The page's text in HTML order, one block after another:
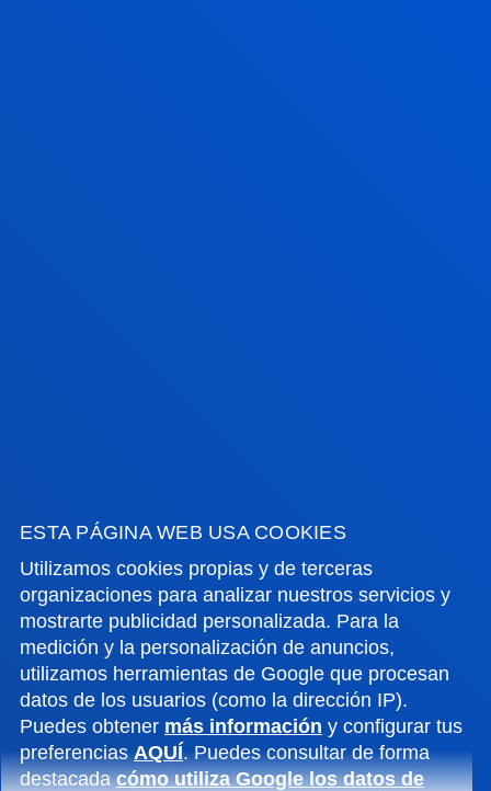
ESTA PÁGINA WEB USA COOKIES
Utilizamos cookies propias y de terceras
organizaciones para analizar nuestros servicios y
mostrarte publicidad personalizada. Para la
medición y la personalización de anuncios,
utilizamos herramientas de Google que procesan
datos de los usuarios (como la dirección IP).
Puedes obtener más información y configurar tus
preferenciasAQUÍ. Puedes consultar de forma
destacadacómo utiliza Google los datos de
GESTIONES Y TRÁMITES
Campus Bilbao
Conoce el campus
+34 944 139 000
Contacto